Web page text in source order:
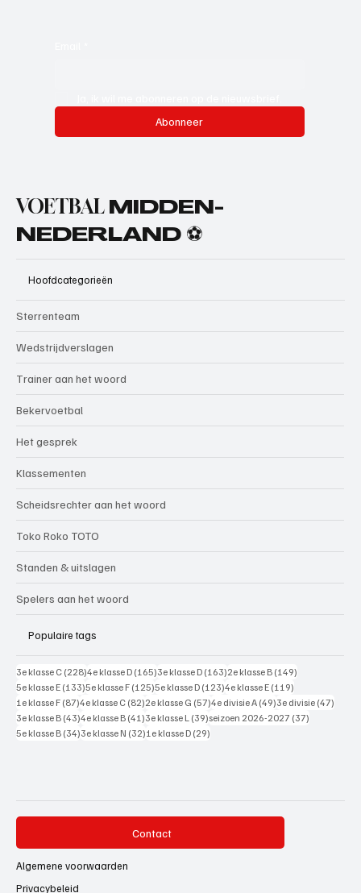
Abonneer
VOETBAL MIDDEN-
NEDERLAND ⚽
Hoofdcategorieën
Sterrenteam
Wedstrijdverslagen
Trainer aan het woord
Bekervoetbal
Het gesprek
Klassementen
Scheidsrechter aan het woord
Toko Roko TOTO
Standen & uitslagen
Spelers aan het woord
Populaire tags
3e klasse C (228)228 posts
4e klasse D (165)165 posts
3e klasse D (163)163 posts
2e klasse B (149)
5e klasse E (133)133 posts
5e klasse F (125)125 posts
5e klasse D (123)123 posts
4e klasse E (119)
1e klasse F (87)87 posts
4e klasse C (82)82 posts
2e klasse G (57)57 posts
4e divisie A (49)49 posts
3e divisie (47)
3e klasse B (43)43 posts
4e klasse B (41)41 posts
3e klasse L (39)39 posts
seizoen 2026-2027 (37)
5e klasse B (34)34 posts
3e klasse N (32)32 posts
1e klasse D (29)
Contact
Algemene voorwaarden
Privacybeleid